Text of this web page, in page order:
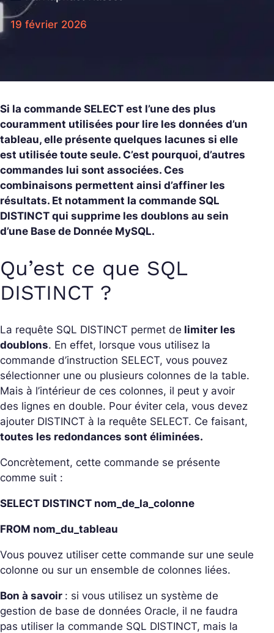
19 février 2026
Si la commande SELECT est l’une des plus
couramment utilisées pour lire les données d’un
tableau, elle présente quelques lacunes si elle
est utilisée toute seule. C’est pourquoi, d’autres
commandes lui sont associées. Ces
combinaisons permettent ainsi d’affiner les
résultats. Et notamment la commande SQL
DISTINCT qui supprime les doublons au sein
d’une Base de Donnée MySQL.
Qu’est ce que SQL
DISTINCT ?
La requête SQL DISTINCT permet de limiter les
doublons. En effet, lorsque vous utilisez la
commande d’instruction SELECT, vous pouvez
sélectionner une ou plusieurs colonnes de la table.
Mais à l’intérieur de ces colonnes, il peut y avoir
des lignes en double. Pour éviter cela, vous devez
ajouter DISTINCT à la requête SELECT. Ce faisant,
toutes les redondances sont éliminées.
Concrètement, cette commande se présente
comme suit :
SELECT DISTINCT nom_de_la_colonne
FROM nom_du_tableau
Vous pouvez utiliser cette commande sur une seule
colonne ou sur un ensemble de colonnes liées.
Bon à savoir : si vous utilisez un système de
gestion de base de données Oracle, il ne faudra
pas utiliser la commande SQL DISTINCT, mais la